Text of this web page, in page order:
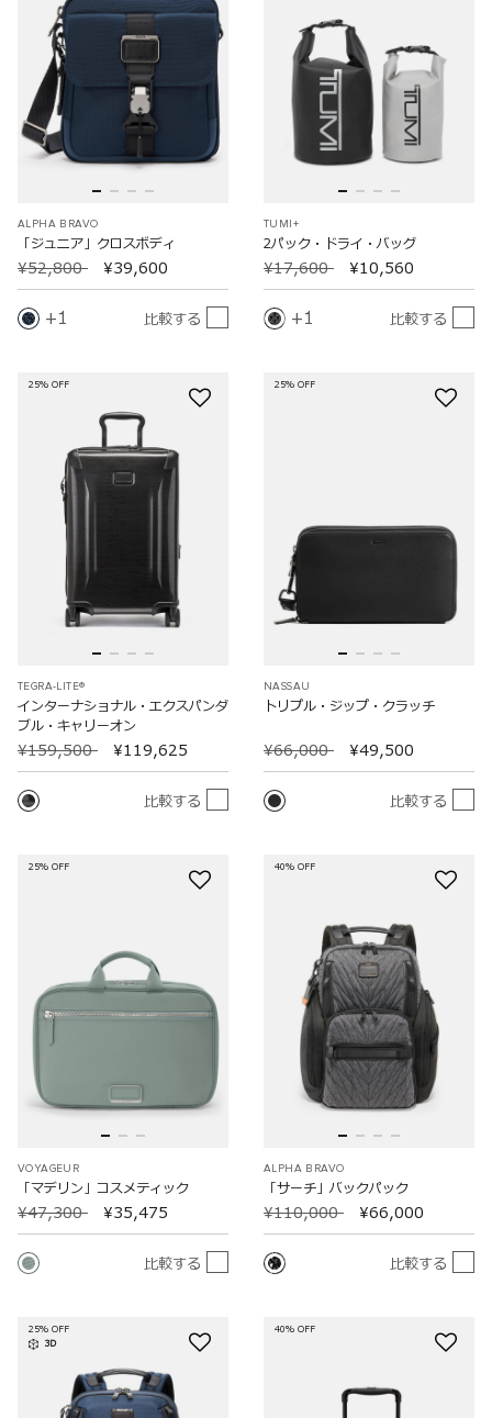
ALPHA BRAVO
「ジュニア」クロスボディ
¥52,800 ¥39,600
1 比較する
TUMI+
2パック・ドライ・バッグ
¥17,600 ¥10,560
1 比較する
25% OFF
TEGRA-LITE®
インターナショナル・エクスパンダ
ブル・キャリーオン
¥159,500 ¥119,625
比較する
25% OFF
NASSAU
トリプル・ジップ・クラッチ
¥66,000 ¥49,500
比較する
25% OFF
VOYAGEUR
「マデリン」コスメティック
¥47,300 ¥35,475
比較する
40% OFF
ALPHA BRAVO
「サーチ」バックパック
¥110,000 ¥66,000
比較する
25% OFF
3D
40% OFF